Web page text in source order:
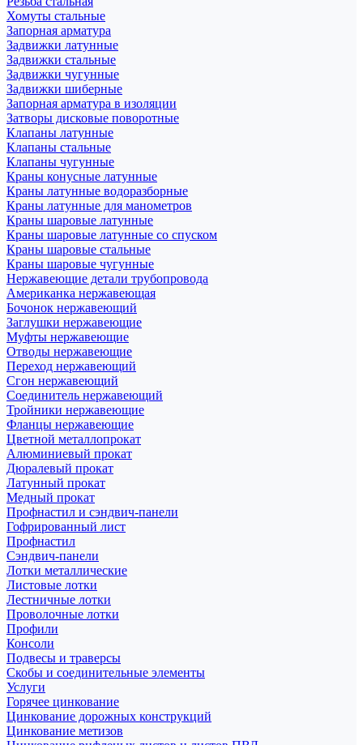
Хомуты стальные
Запорная арматура
Задвижки латунные
Задвижки стальные
Задвижки чугунные
Задвижки шиберные
Запорная арматура в изоляции
Затворы дисковые поворотные
Клапаны латунные
Клапаны стальные
Клапаны чугунные
Краны конусные латунные
Краны латунные водоразборные
Краны латунные для манометров
Краны шаровые латунные
Краны шаровые латунные со спуском
Краны шаровые стальные
Краны шаровые чугунные
Нержавеющие детали трубопровода
Американка нержавеющая
Бочонок нержавеющий
Заглушки нержавеющие
Муфты нержавеющие
Отводы нержавеющие
Переход нержавеющий
Сгон нержавеющий
Соединитель нержавеющий
Тройники нержавеющие
Фланцы нержавеющие
Цветной металлопрокат
Алюминиевый прокат
Дюралевый прокат
Латунный прокат
Медный прокат
Профнастил и сэндвич-панели
Гофрированный лист
Профнастил
Сэндвич-панели
Лотки металлические
Листовые лотки
Лестничные лотки
Проволочные лотки
Профили
Консоли
Подвесы и траверсы
Скобы и соединительные элементы
Услуги
Горячее цинкование
Цинкование дорожных конструкций
Цинкование метизов